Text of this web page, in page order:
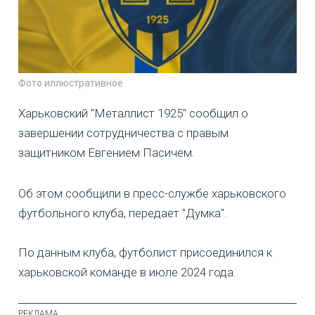
Фото иллюстративное
Харьковский "Металлист 1925" сообщил о
завершении сотрудничества с правым
защитником Евгением Пасичем.
Об этом сообщили в пресс-службе харьковского
футбольного клуба, передает "Думка".
По данным клуба, футболист присоединился к
харьковской команде в июле 2024 года.